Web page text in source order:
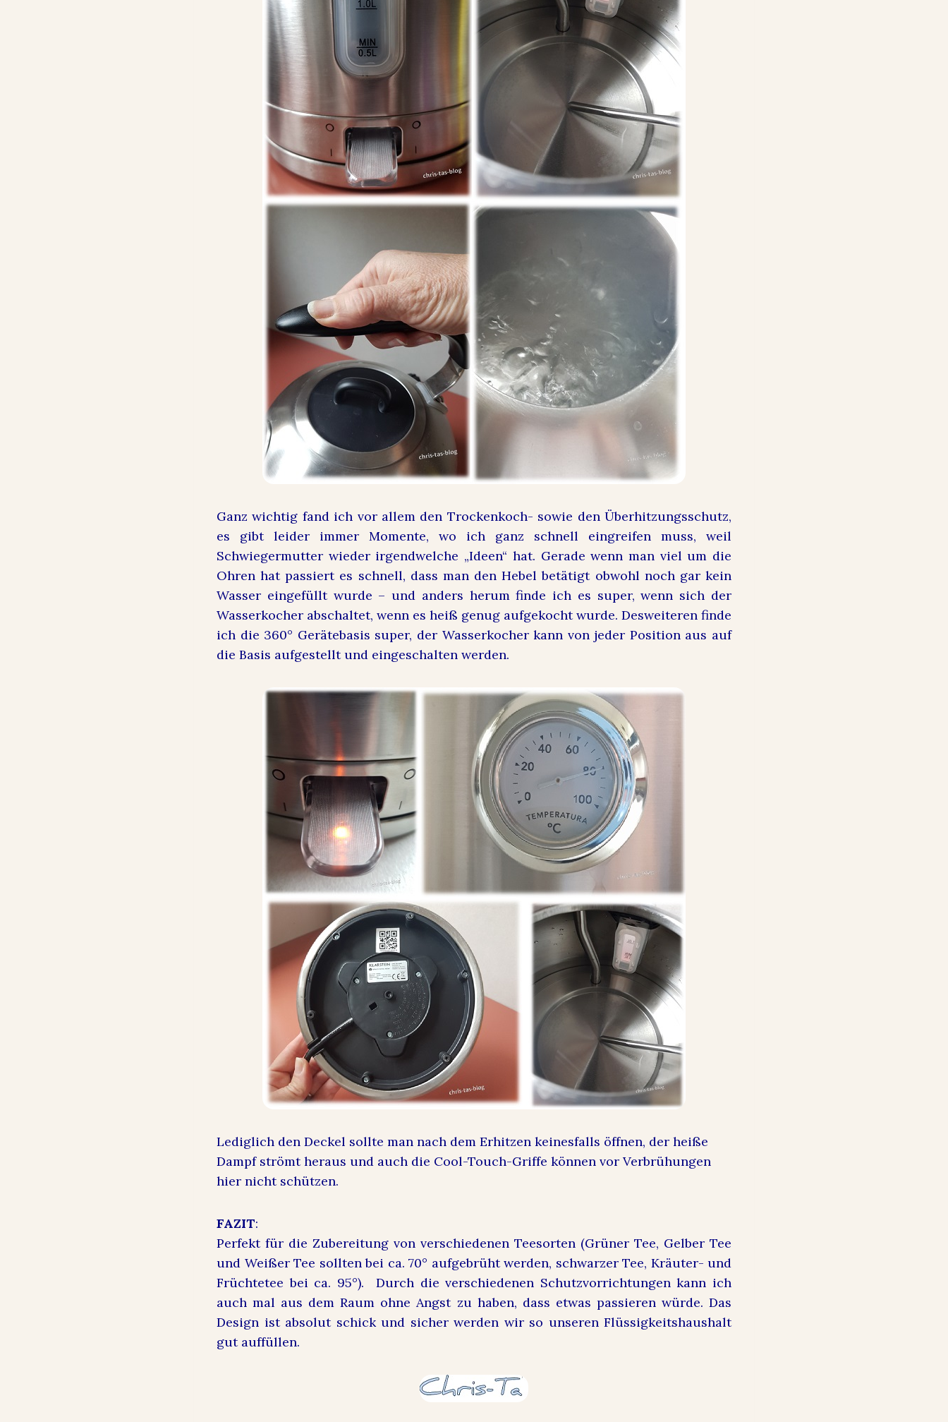
Ganz wichtig fand ich vor allem den Trockenkoch- sowie den Überhitzungsschutz,
es gibt leider immer Momente, wo ich ganz schnell eingreifen muss, weil
Schwiegermutter wieder irgendwelche „Ideen“ hat. Gerade wenn man viel um die
Ohren hat passiert es schnell, dass man den Hebel betätigt obwohl noch gar kein
Wasser eingefüllt wurde – und anders herum finde ich es super, wenn sich der
Wasserkocher abschaltet, wenn es heiß genug aufgekocht wurde. Desweiteren finde
ich die 360° Gerätebasis super, der Wasserkocher kann von jeder Position aus auf
die Basis aufgestellt und eingeschalten werden.
Lediglich den Deckel sollte man nach dem Erhitzen keinesfalls öffnen, der heiße
Dampf strömt heraus und auch die Cool-Touch-Griffe können vor Verbrühungen
hier nicht schützen.
FAZIT:
Perfekt für die Zubereitung von verschiedenen Teesorten (Grüner Tee, Gelber Tee
und Weißer Tee sollten bei ca. 70° aufgebrüht werden, schwarzer Tee, Kräuter- und
Früchtetee bei ca. 95°). Durch die verschiedenen Schutzvorrichtungen kann ich
auch mal aus dem Raum ohne Angst zu haben, dass etwas passieren würde. Das
Design ist absolut schick und sicher werden wir so unseren Flüssigkeitshaushalt
gut auffüllen.